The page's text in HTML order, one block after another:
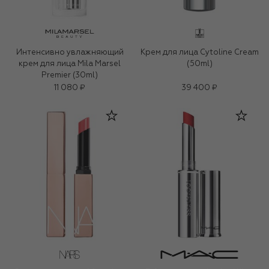
Интенсивно увлажняющий
крем для лица Mila Marsel
Premier (30ml)
11 080 ₽
Крем для лица Cytoline Cream
(50ml)
39 400 ₽